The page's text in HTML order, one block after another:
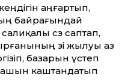
аңғартып,
байрағындай
сөз саптап,
өзі жылуы аз
базарын үстеп
каштандатып